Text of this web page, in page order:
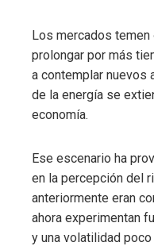
Los mercados temen
prolongar por más
a contemplar nuevos
de la energía se
economía.
Ese escenario ha
en la percepción del
anteriormente eran
ahora experimentan
y una volatilidad poco